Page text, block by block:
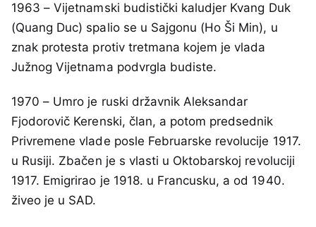
1963 – Vijetnamski budistički kaludjer Kvang Duk
(Quang Duc) spalio se u Sajgonu (Ho Ši Min), u
znak protesta protiv tretmana kojem je vlada
Južnog Vijetnama podvrgla budiste.
1970 – Umro je ruski državnik Aleksandar
Fjodorovič Kerenski, član, a potom predsednik
Privremene vlade posle Februarske revolucije 1917.
u Rusiji. Zbačen je s vlasti u Oktobarskoj revoluciji
1917. Emigrirao je 1918. u Francusku, a od 1940.
živeo je u SAD.